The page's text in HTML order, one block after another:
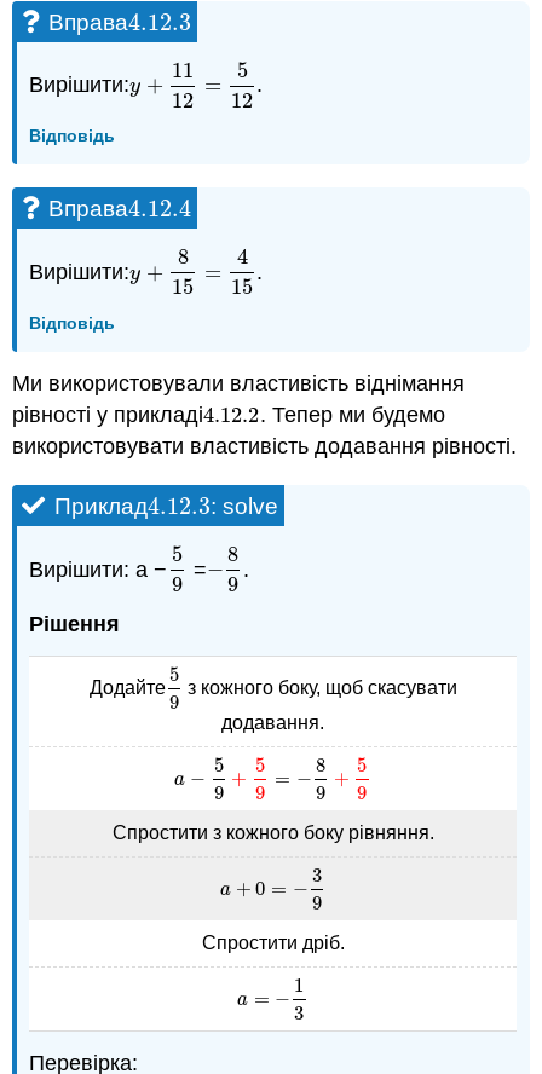
Вправа4.12.3
4.12.3
Вирішити:y +
11
12
=
5
12
y +1112 =5 12 .
Відповідь
Вправа4.12.4
4.12.4
Вирішити:y +
8
15
=
4
15
y +8 15= 415 .
Відповідь
Ми використовували властивість віднімання
рівності у прикладі4.12.2
4.12.2. Тепер ми будемо
використовувати властивість додавання рівності.
Приклад4.12.3
4.12.3: solve
Вирішити: a −
5
9
59 =−
8
9
−89 .
Рішення
Додайте
5
9
59 з кожного боку, щоб скасувати
додавання.
a −
5
9
+
5
9
= −
8
9
+
5
9
a −5 9+ 59 =− 89 +59
Спростити з кожного боку рівняння.
a + 0 = −
3
9
a +0 =−3 9
Спростити дріб.
a = −
1
3
a =− 13
Перевірка: